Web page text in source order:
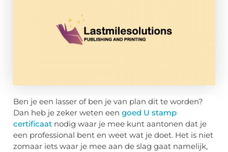
Ben je een lasser of ben je van plan dit te worden?
Dan heb je zeker weten een goed U stamp
certificaat nodig waar je mee kunt aantonen dat je
een professional bent en weet wat je doet. Het is niet
zomaar iets waar je mee aan de slag gaat namelijk,